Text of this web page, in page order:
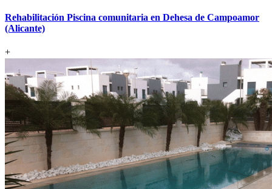
Rehabilitación Piscina comunitaria en Dehesa de Campoamor
(Alicante)
+